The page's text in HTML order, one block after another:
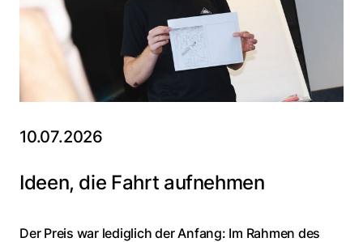
10.07.2026
Ideen, die Fahrt aufnehmen
Der Preis war lediglich der Anfang: Im Rahmen des